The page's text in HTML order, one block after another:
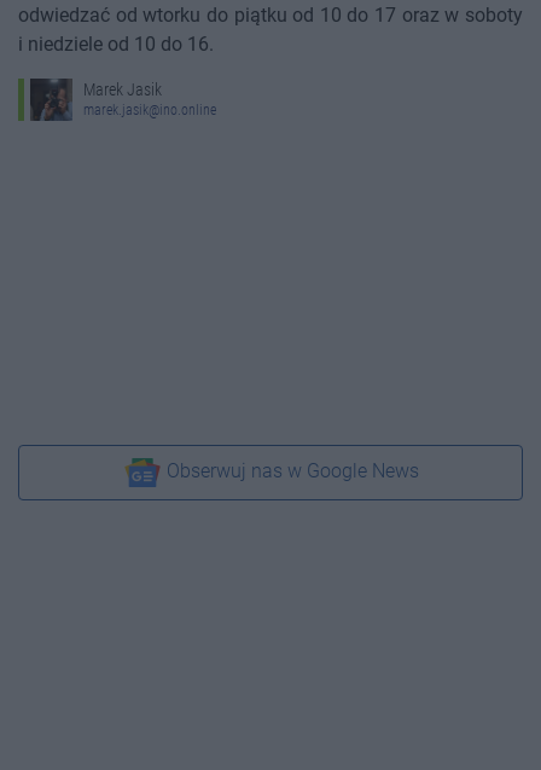
odwiedzać od wtorku do piątku od 10 do 17 oraz w soboty
i niedziele od 10 do 16.
Marek Jasik
marek.jasik@ino.online
Obserwuj nas w Google News